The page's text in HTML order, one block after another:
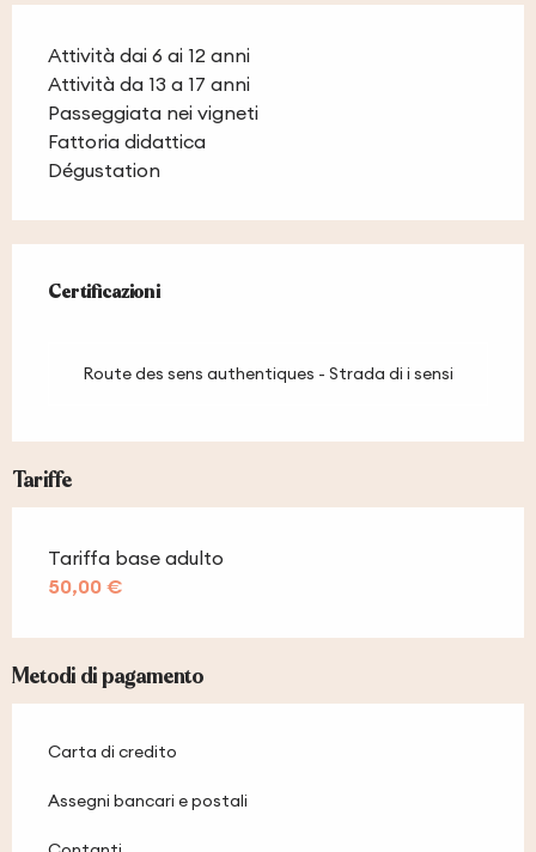
Attività dai 6 ai 12 anni
Attività da 13 a 17 anni
Passeggiata nei vigneti
Fattoria didattica
Dégustation
Certificazioni
Certificazioni
Route des sens authentiques - Strada di i sensi
Tariffe
Tariffa base adulto
50,00 €
Metodi di pagamento
Carta di credito
Assegni bancari e postali